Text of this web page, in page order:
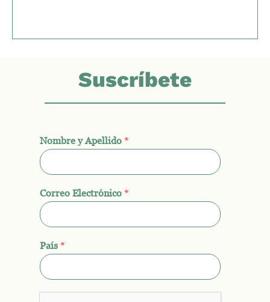
Suscríbete
Nombre y Apellido *
Correo Electrónico *
País *